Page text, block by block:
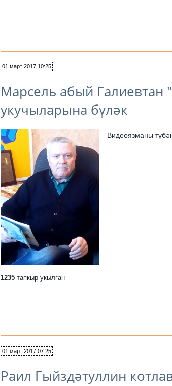
01 март 2017 10:25
Марсель абый Галиевтан
укучыларына бүләк
Видеоязманы
1235 тапкыр укылган
01 март 2017 07:25
Раил Гыйздәтуллин